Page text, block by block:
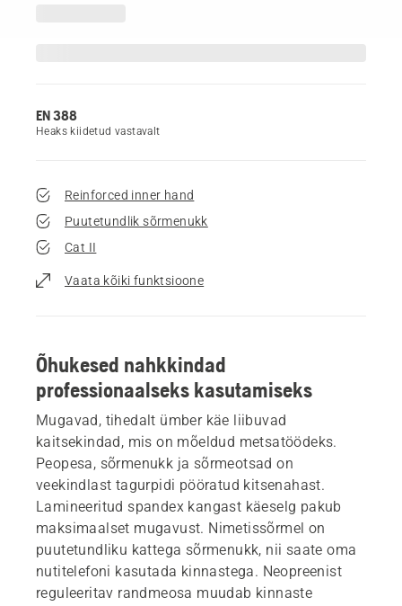
EN 388
Heaks kiidetud vastavalt
Reinforced inner hand
Puutetundlik sõrmenukk
Cat II
Vaata kõiki funktsioone
Õhukesed nahkkindad
professionaalseks kasutamiseks
Mugavad, tihedalt ümber käe liibuvad
kaitsekindad, mis on mõeldud metsatöödeks.
Peopesa, sõrmenukk ja sõrmeotsad on
veekindlast tagurpidi pööratud kitsenahast.
Lamineeritud spandex kangast käeselg pakub
maksimaalset mugavust. Nimetissõrmel on
puutetundliku kattega sõrmenukk, nii saate oma
nutitelefoni kasutada kinnastega. Neopreenist
reguleeritav randmeosa muudab kinnaste